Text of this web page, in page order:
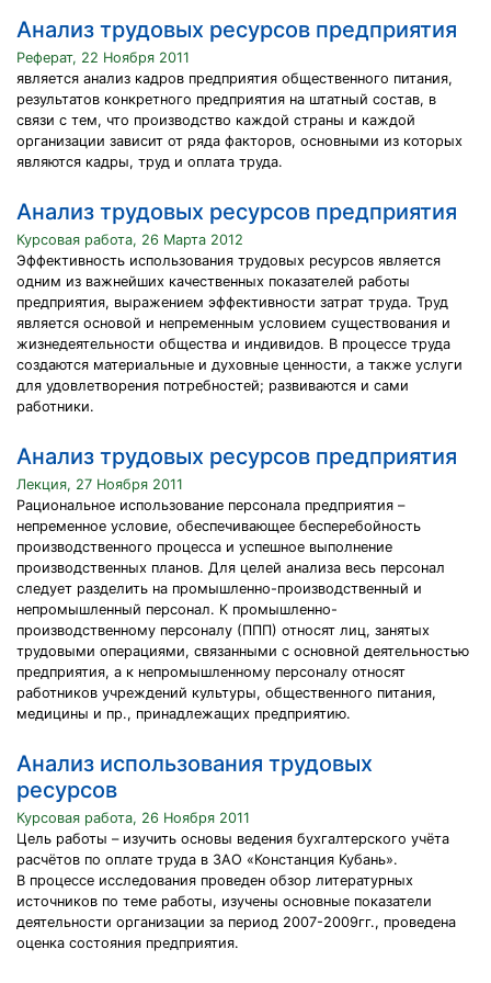
Анализ трудовых ресурсов предприятия
Реферат, 22 Ноября 2011
является анализ кадров предприятия общественного питания,
результатов конкретного предприятия на штатный состав, в
связи с тем, что производство каждой страны и каждой
организации зависит от ряда факторов, основными из которых
являются кадры, труд и оплата труда.
Анализ трудовых ресурсов предприятия
Курсовая работа, 26 Марта 2012
Эффективность использования трудовых ресурсов является
одним из важнейших качественных показателей работы
предприятия, выражением эффективности затрат труда. Труд
является основой и непременным условием существования и
жизнедеятельности общества и индивидов. В процессе труда
создаются материальные и духовные ценности, а также услуги
для удовлетворения потребностей; развиваются и сами
работники.
Анализ трудовых ресурсов предприятия
Лекция, 27 Ноября 2011
Рациональное использование персонала предприятия –
непременное условие, обеспечивающее бесперебойность
производственного процесса и успешное выполнение
производственных планов. Для целей анализа весь персонал
следует разделить на промышленно-производственный и
непромышленный персонал. К промышленно-
производственному персоналу (ППП) относят лиц, занятых
трудовыми операциями, связанными с основной деятельностью
предприятия, а к непромышленному персоналу относят
работников учреждений культуры, общественного питания,
медицины и пр., принадлежащих предприятию.
Анализ использования трудовых
ресурсов
Курсовая работа, 26 Ноября 2011
Цель работы – изучить основы ведения бухгалтерского учёта
расчётов по оплате труда в ЗАО «Констанция Кубань».
В процессе исследования проведен обзор литературных
источников по теме работы, изучены основные показатели
деятельности организации за период 2007-2009гг., проведена
оценка состояния предприятия.